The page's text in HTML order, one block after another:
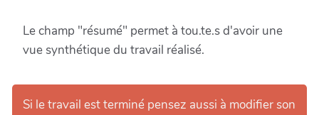
Le champ "résumé" permet à tou.te.s d'avoir une
vue synthétique du travail réalisé.
Si le travail est terminé pensez aussi à modifier son